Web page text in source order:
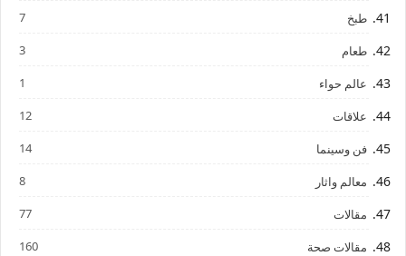
طبخ 7
طعام 3
عالم حواء 1
علاقات 12
فن وسينما 14
معالم واثار 8
مقالات 77
مقالات صحة 160